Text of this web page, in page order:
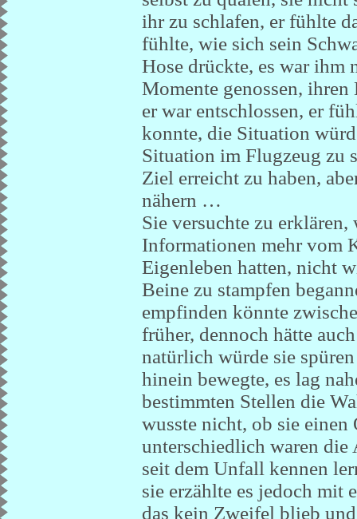
ihr zu schlafen, er fühlte
fühlte, wie sich sein
Hose drückte, es war ihm
Momente genossen,
er war entschlossen, er
konnte, die Situation
Situation im Flugzeug zu
Ziel erreicht zu haben,
nähern …
Sie versuchte zu
Informationen mehr vom
Eigenleben hatten, nicht
Beine zu stampfen
empfinden könnte
früher, dennoch hätte
natürlich würde sie
hinein bewegte, es lag
bestimmten Stellen die
wusste nicht, ob sie einen
unterschiedlich waren die
seit dem Unfall kennen
sie erzählte es jedoch mit
das kein Zweifel blieb